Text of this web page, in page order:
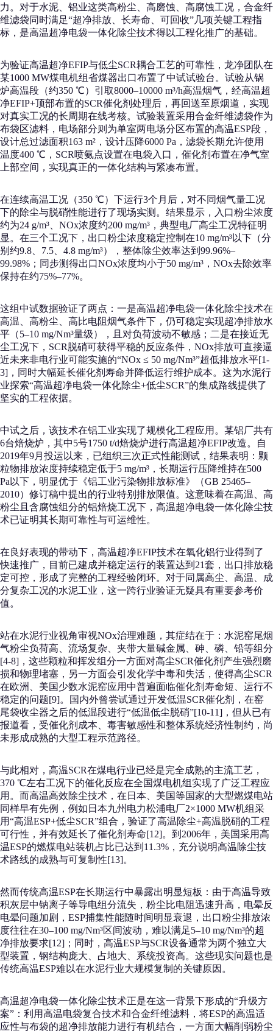
力。对于水泥、铝业这类高粉尘、高磨蚀、高腐蚀工况，合金纤
维滤袋同时满足“超净排放、长寿命、可回收”几项关键工程指
标，是高温超净电袋一体化除尘技术得以工程化推广的基础。
为验证高温超净EFIP与低尘SCR耦合工艺的可靠性，龙净团队在
某1000 MW煤电机组省煤器出口布置了中试试验台。试验从锅
炉高温段（约350 ℃）引取8000–10000 m³/h高温烟气，经高温超
净EFIP+顶部布置的SCR催化剂处理后，再回送至原烟道，实现
对真实工况的长周期在线考核。试验装置采用合金纤维滤袋作为
布袋区滤料，电场部分则为单室两电场分区布置的高温ESP段，
设计总过滤面积163 m²，设计压降6000 Pa，滤袋长期允许使用
温度400 ℃，SCR喷氨点设置在电袋入口，催化剂布置在净气室
上部空间，实现真正的一体化结构与紧凑布置。
在连续高温工况（350 ℃）下运行3个月后，对不同烟气量工况
下的除尘与脱硝性能进行了现场实测。结果显示，入口粉尘浓度
约为24 g/m³、NOx浓度约200 mg/m³，典型电厂高尘工况特征明
显。在三个工况下，出口粉尘浓度稳定控制在10 mg/m³以下（分
别约9.8、7.5、4.8 mg/m³），整体除尘效率达到99.96%–
99.98%；同步测得出口NOx浓度均小于50 mg/m³，NOx去除效率
保持在约75%–77%。
这组中试数据验证了两点：一是高温超净电袋一体化除尘技术在
高温、高粉尘、高比电阻烟气条件下，仍可稳定实现超净排放水
平（5–10 mg/Nm³量级），且对负荷波动不敏感；二是在接近无
尘工况下，SCR脱硝可获得平稳的反应条件，NOx排放可直接逼
近未来非电行业可能实施的“NOx ≤ 50 mg/Nm³”超低排放水平[1-
3]，同时大幅延长催化剂寿命并降低运行维护成本。这为水泥行
业探索“高温超净电袋一体化除尘+低尘SCR”的集成路线提供了
坚实的工程依据。
中试之后，该技术在铝工业实现了规模化工程应用。某铝厂共有
6台焙烧炉，其中5号1750 t/d焙烧炉进行高温超净EFIP改造。自
2019年9月投运以来，已组织三次正式性能测试，结果表明：颗
粒物排放浓度持续稳定低于5 mg/m³，长期运行压降维持在500
Pa以下，明显优于《铝工业污染物排放标准》（GB 25465–
2010）修订稿中提出的行业特别排放限值。这意味着在高温、高
粉尘且含腐蚀组分的铝焙烧工况下，高温超净电袋一体化除尘技
术已证明其长期可靠性与可运维性。
在良好表现的带动下，高温超净EFIP技术在氧化铝行业得到了
快速推广，目前已建成并稳定运行的装置达到21套，出口排放稳
定可控，形成了完整的工程经验闭环。对于同属高尘、高温、成
分复杂工况的水泥工业，这一跨行业验证无疑具有重要参考价
值。
站在水泥行业视角审视NOx治理难题，其症结在于：水泥窑尾烟
气粉尘负荷高、流场复杂、夹带大量碱金属、砷、磷、铅等组分
[4-8]，这些颗粒和挥发组分一方面对高尘SCR催化剂产生强烈磨
损和物理堵塞，另一方面会引发化学中毒和失活，使得高尘SCR
在欧洲、美国少数水泥窑应用中普遍面临催化剂寿命短、运行不
稳定的问题[9]。国内外曾尝试通过开发低温SCR催化剂，在窑
尾袋收尘器之后的低温段进行“低温低尘脱硝”[10-11]，但从已有
报道看，受催化剂成本、毒害敏感性和整体系统经济性制约，尚
未形成成熟的大型工程示范路径。
与此相对，高温SCR在煤电行业已经是完全成熟的主流工艺，
370 ℃左右工况下的催化反应在全国煤电机组实现了广泛工程应
用。而高温高效除尘技术，在日本、美国等国家的大型燃煤电站
同样早有先例，例如日本九州电力松浦电厂2×1000 MW机组采
用“高温ESP+低尘SCR”组合，验证了高温除尘+高温脱硝的工程
可行性，并有效延长了催化剂寿命[12]。到2006年，美国采用高
温ESP的燃煤电站装机占比已达到11.3%，充分说明高温除尘技
术路线的成熟与可复制性[13]。
然而传统高温ESP在长期运行中暴露出明显短板：由于高温导致
积灰层中钠离子等导电组分流失，粉尘比电阻迅速升高，电晕反
电晕问题加剧，ESP捕集性能随时间明显衰退，出口粉尘排放浓
度往往在30–100 mg/Nm³区间波动，难以满足5–10 mg/Nm³的超
净排放要求[12]；同时，高温ESP与SCR设备通常为两个独立大
型装置，钢结构庞大、占地大、系统投资高。这些现实问题也是
传统高温ESP难以在水泥行业大规模复制的关键原因。
高温超净电袋一体化除尘技术正是在这一背景下形成的“升级方
案”：利用高温电袋复合技术和合金纤维滤料，将ESP的高温适
应性与布袋的超净排放能力进行有机结合，一方面大幅削弱粉尘